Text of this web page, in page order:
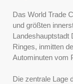
Das World Trade
und größten
Landeshauptstadt
Ringes, inmitten
Autominuten vom
Die zentrale Lage